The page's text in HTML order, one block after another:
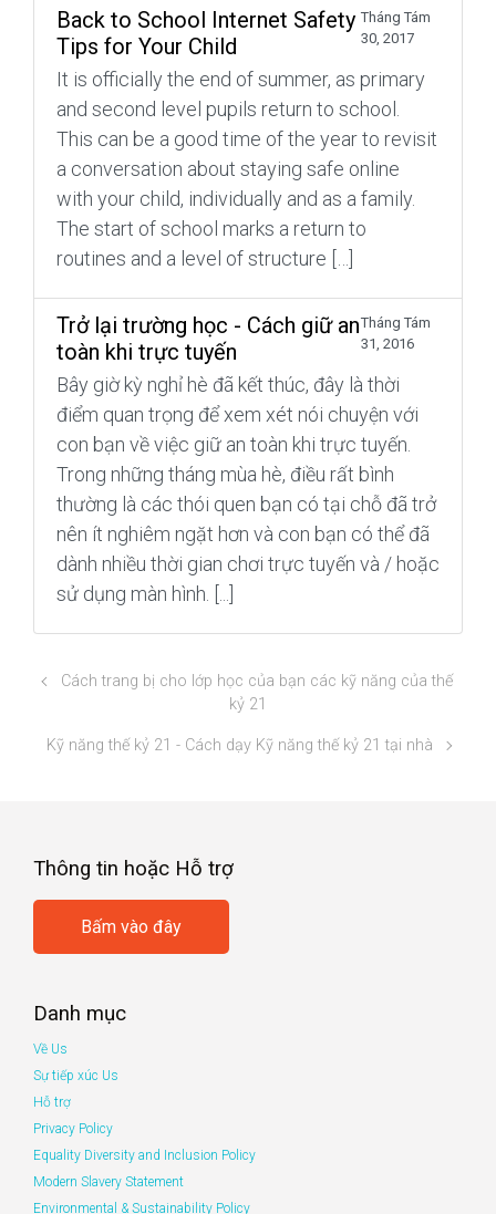
Back to School Internet Safety
Tips for Your Child
Tháng Tám
30, 2017
It is officially the end of summer, as primary
and second level pupils return to school.
This can be a good time of the year to revisit
a conversation about staying safe online
with your child, individually and as a family.
The start of school marks a return to
routines and a level of structure […]
Trở lại trường học - Cách giữ an
toàn khi trực tuyến
Tháng Tám
31, 2016
Bây giờ kỳ nghỉ hè đã kết thúc, đây là thời
điểm quan trọng để xem xét nói chuyện với
con bạn về việc giữ an toàn khi trực tuyến.
Trong những tháng mùa hè, điều rất bình
thường là các thói quen bạn có tại chỗ đã trở
nên ít nghiêm ngặt hơn và con bạn có thể đã
dành nhiều thời gian chơi trực tuyến và / hoặc
sử dụng màn hình. [...]
Cách trang bị cho lớp học của bạn các kỹ năng của thế
kỷ 21
Kỹ năng thế kỷ 21 - Cách dạy Kỹ năng thế kỷ 21 tại nhà
Thông tin hoặc Hỗ trợ
Bấm vào đây
Danh mục
Về Us
Sự tiếp xúc Us
Hỗ trợ
Privacy Policy
Equality Diversity and Inclusion Policy
Modern Slavery Statement
Environmental & Sustainability Policy